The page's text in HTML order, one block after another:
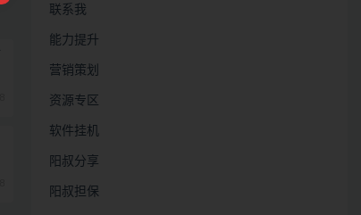
联系我
能力提升
营销策划
资源专区
软件挂机
阳叔分享
阳叔担保